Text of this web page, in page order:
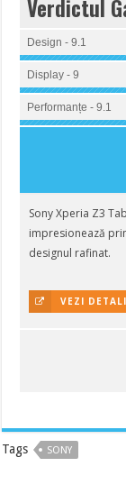
Verdictul
Design - 9.1
Display - 9
Performanțe - 9.1
Sony Xperia Z3
impresionează
designul rafinat.
VEZI
Tags SONY